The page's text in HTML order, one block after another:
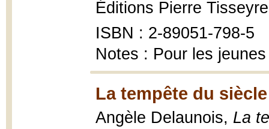
Éditions Pierre
ISBN : 2-89051-798-5
Notes : Pour les
La tempête du
Angèle Delaunois, La